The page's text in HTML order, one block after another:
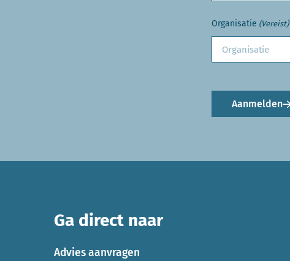
Organisatie (Vereist)
Aanmelden
Ga direct naar
Advies aanvragen